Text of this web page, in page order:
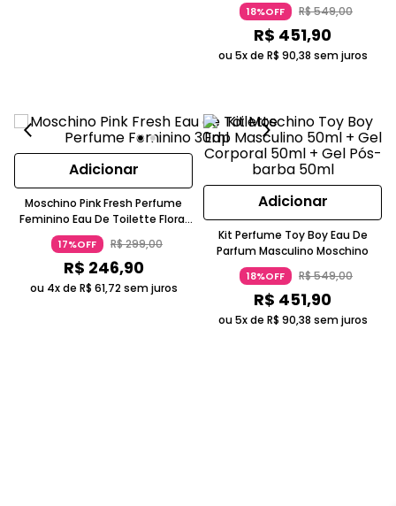
18%OFF R$549,00
R$ 451,90
ou 5x de R$ 90,38 sem juros
Adicionar
Moschino Pink Fresh Perfume
Feminino Eau De Toilette Floral
Frutal Cristalino 30ml Spray
17%OFF R$299,00
R$ 246,90
ou 4x de R$ 61,72sem juros
Adicionar
Kit Perfume Toy Boy Eau De
Parfum Masculino Moschino
18%OFF R$549,00
R$ 451,90
ou 5x de R$ 90,38 sem juros